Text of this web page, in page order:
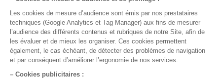
Application mobile en tournée
: Accès au
dossier patient, agenda du jour, photos
horodatées (plaies, pansements) et dictaphone
pour les transmissions.
Mode hors connexion: Le mode local garantit
un fonctionnement sans dépendance au réseau,